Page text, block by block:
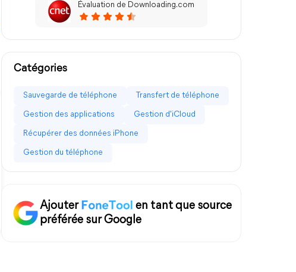
Évaluation de Downloading.com
Catégories
Sauvegarde de téléphone Transfert de téléphone
Gestion des applications Gestion d'iCloud
Récupérer des données iPhone
Gestion du téléphone
Ajouter
en tant que source
préférée sur Google